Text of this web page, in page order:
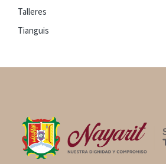
Talleres
Tianguis